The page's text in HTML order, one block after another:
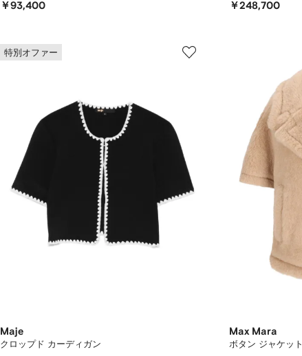
￥93,400 ￥248,700
特別オファー
Maje
クロップド カーディガン
Max Mara
ボタン ジャケット